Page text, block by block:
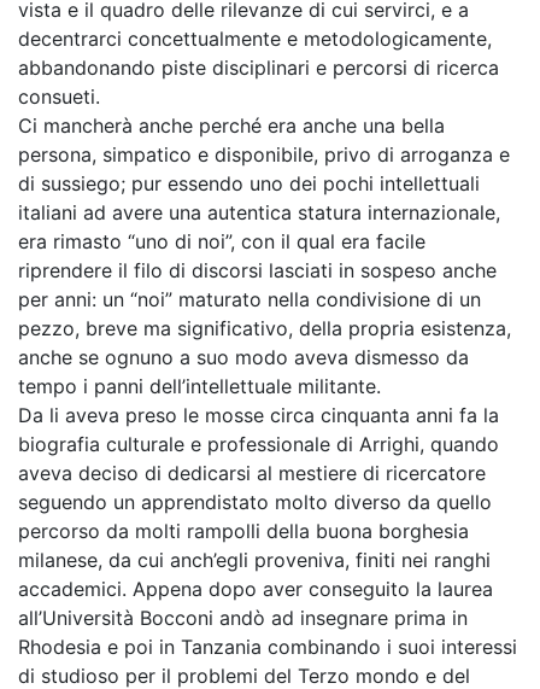
vista e il quadro delle rilevanze di cui servirci, e a
decentrarci concettualmente e metodologicamente,
abbandonando piste disciplinari e percorsi di ricerca
consueti.
Ci mancherà anche perché era anche una bella
persona, simpatico e disponibile, privo di arroganza e
di sussiego; pur essendo uno dei pochi intellettuali
italiani ad avere una autentica statura internazionale,
era rimasto “uno di noi”, con il qual era facile
riprendere il filo di discorsi lasciati in sospeso anche
per anni: un “noi” maturato nella condivisione di un
pezzo, breve ma significativo, della propria esistenza,
anche se ognuno a suo modo aveva dismesso da
tempo i panni dell’intellettuale militante.
Da li aveva preso le mosse circa cinquanta anni fa la
biografia culturale e professionale di Arrighi, quando
aveva deciso di dedicarsi al mestiere di ricercatore
seguendo un apprendistato molto diverso da quello
percorso da molti rampolli della buona borghesia
milanese, da cui anch’egli proveniva, finiti nei ranghi
accademici. Appena dopo aver conseguito la laurea
all’Università Bocconi andò ad insegnare prima in
Rhodesia e poi in Tanzania combinando i suoi interessi
di studioso per il problemi del Terzo mondo e del